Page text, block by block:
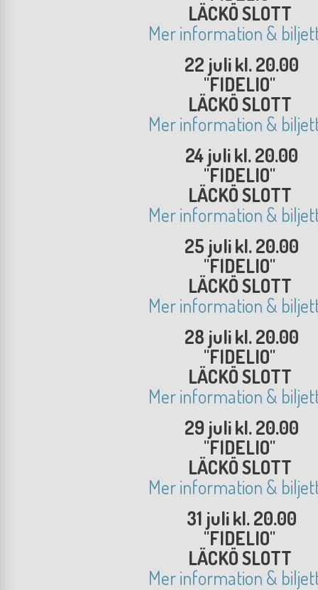
LÄCKÖ SLOTT
Mer information &
22 juli kl. 20.00
"FIDELIO"
LÄCKÖ SLOTT
Mer information &
24 juli kl. 20.00
"FIDELIO"
LÄCKÖ SLOTT
Mer information &
25 juli kl. 20.00
"FIDELIO"
LÄCKÖ SLOTT
Mer information &
28 juli kl. 20.00
"FIDELIO"
LÄCKÖ SLOTT
Mer information &
29 juli kl. 20.00
"FIDELIO"
LÄCKÖ SLOTT
Mer information &
31 juli kl. 20.00
"FIDELIO"
LÄCKÖ SLOTT
Mer information &